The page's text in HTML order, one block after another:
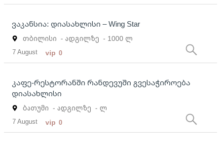
ვაკანსია: დიასახლისი – Wing Star
თბილისი - ადგილზე - 1000 ლ
7 August vip 0
კაფე-რესტორანში რანდევუში გვესაჭიროება
დიასახლისი
ბათუმი - ადგილზე - ლ
7 August vip 0